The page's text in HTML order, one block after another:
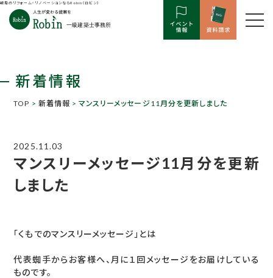
岐阜のリフォーム・リノベーションならRobin（ロビン）
新着情報
TOP > 新着情報 > マンスリーメッセージ11月分を更新しました
2025.11.03
マンスリーメッセージ11月分を更新
しました
「くもでのマンスリーメッセージ」とは
代表蜘手からお客様へ、月に１回メッセージをお届けしている
ものです。